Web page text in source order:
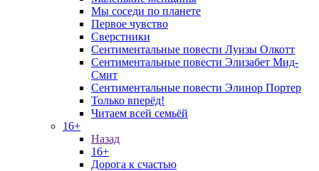
Мы соседи по планете
Первое чувство
Сверстники
Сентиментальные повести Луизы Олкотт
Сентиментальные повести Элизабет Мид-
Смит
Сентиментальные повести Элинор Портер
Только вперёд!
Читаем всей семьёй
16+
Назад
16+
Дорога к счастью